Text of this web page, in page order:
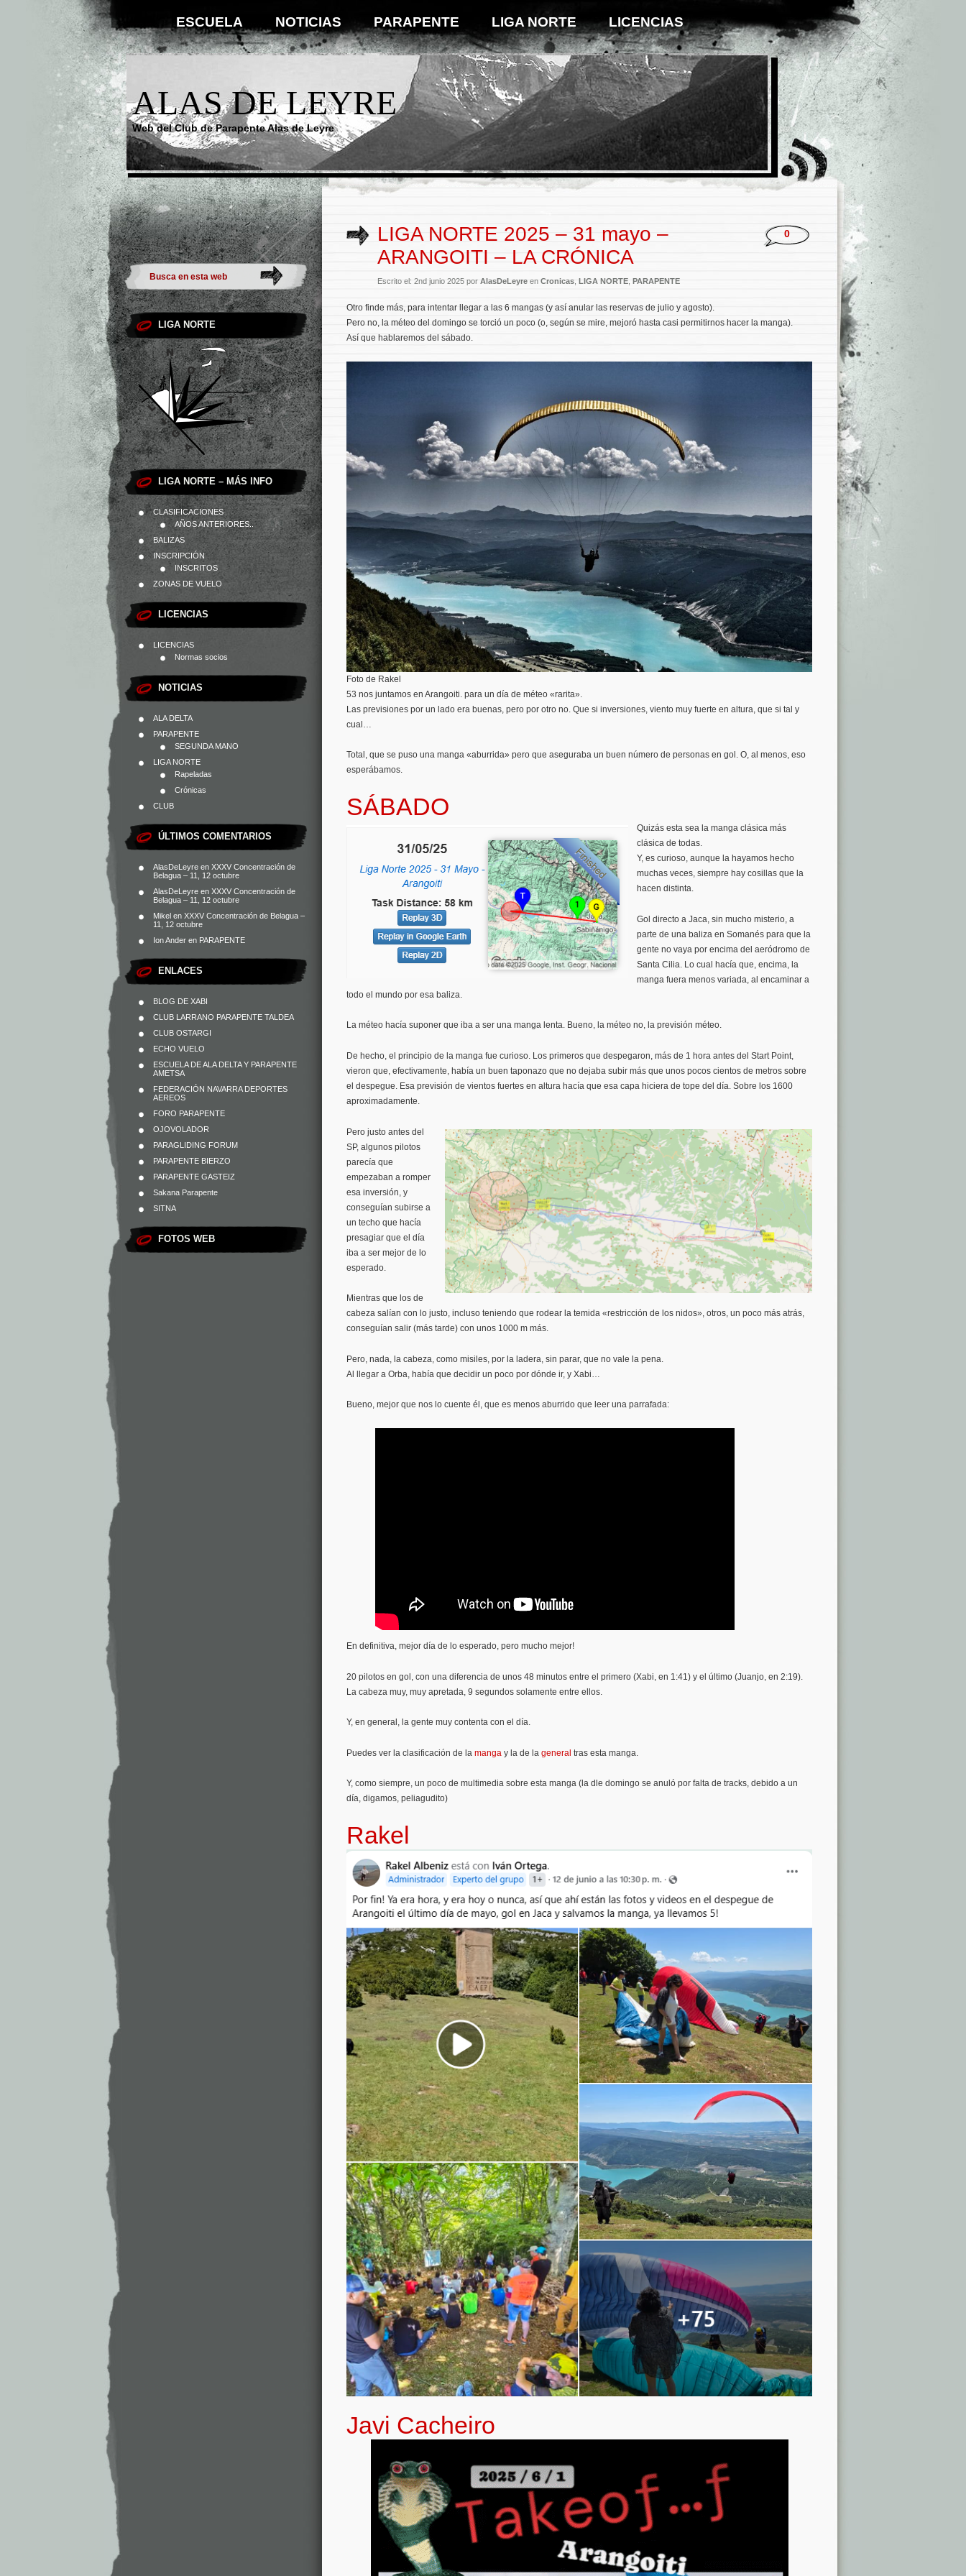
ESCUELA NOTICIAS PARAPENTE LIGA NORTE LICENCIAS
ALAS DE LEYRE
Web del Club de Parapente Alas de Leyre
*
LIGA NORTE
LIGA NORTE – MÁS INFO
CLASIFICACIONES
AÑOS ANTERIORES..
BALIZAS
INSCRIPCIÓN
INSCRITOS
ZONAS DE VUELO
LICENCIAS
LICENCIAS
Normas socios
NOTICIAS
ALA DELTA
PARAPENTE
SEGUNDA MANO
LIGA NORTE
Rapeladas
Crónicas
CLUB
ÚLTIMOS COMENTARIOS
AlasDeLeyre en XXXV Concentración de
Belagua – 11, 12 octubre
AlasDeLeyre en XXXV Concentración de
Belagua – 11, 12 octubre
Mikel en XXXV Concentración de Belagua –
11, 12 octubre
Ion Ander en PARAPENTE
ENLACES
BLOG DE XABI
CLUB LARRANO PARAPENTE TALDEA
CLUB OSTARGI
ECHO VUELO
ESCUELA DE ALA DELTA Y PARAPENTE
AMETSA
FEDERACIÓN NAVARRA DEPORTES
AEREOS
FORO PARAPENTE
OJOVOLADOR
PARAGLIDING FORUM
PARAPENTE BIERZO
PARAPENTE GASTEIZ
Sakana Parapente
SITNA
FOTOS WEB
LIGA NORTE 2025 – 31 mayo –
ARANGOITI – LA CRÓNICA
Escrito el: 2nd junio 2025 por AlasDeLeyre en Cronicas LIGA NORTE PARAPENTE
0
Otro finde más, para intentar llegar a las 6 mangas (y así anular las reservas de julio y agosto).
Pero no, la méteo del domingo se torció un poco (o, según se mire, mejoró hasta casi permitirnos hacer la manga).
Así que hablaremos del sábado.
Foto de Rakel
53 nos juntamos en Arangoiti. para un día de méteo «rarita».
Las previsiones por un lado era buenas, pero por otro no. Que si inversiones, viento muy fuerte en altura, que si tal y
cual…
Total, que se puso una manga «aburrida» pero que aseguraba un buen número de personas en gol. O, al menos, eso
esperábamos.
SÁBADO
Quizás esta sea la manga clásica más
clásica de todas.
Y, es curioso, aunque la hayamos hecho
muchas veces, siempre hay cosillas que la
hacen distinta.
Gol directo a Jaca, sin mucho misterio, a
parte de una baliza en Somanés para que la
gente no vaya por encima del aeródromo de
Santa Cilia. Lo cual hacía que, encima, la
manga fuera menos variada, al encaminar a
todo el mundo por esa baliza.
La méteo hacía suponer que iba a ser una manga lenta. Bueno, la méteo no, la previsión méteo.
De hecho, el principio de la manga fue curioso. Los primeros que despegaron, más de 1 hora antes del Start Point,
vieron que, efectivamente, había un buen taponazo que no dejaba subir más que unos pocos cientos de metros sobre
el despegue. Esa previsión de vientos fuertes en altura hacía que esa capa hiciera de tope del día. Sobre los 1600
aproximadamente.
Pero justo antes del
SP, algunos pilotos
parecía que
empezaban a romper
esa inversión, y
conseguían subirse a
un techo que hacía
presagiar que el día
iba a ser mejor de lo
esperado.
Mientras que los de
cabeza salían con lo justo, incluso teniendo que rodear la temida «restricción de los nidos», otros, un poco más atrás,
conseguían salir (más tarde) con unos 1000 m más.
Pero, nada, la cabeza, como misiles, por la ladera, sin parar, que no vale la pena.
Al llegar a Orba, había que decidir un poco por dónde ir, y Xabi…
Bueno, mejor que nos lo cuente él, que es menos aburrido que leer una parrafada:
En definitiva, mejor día de lo esperado, pero mucho mejor!
20 pilotos en gol, con una diferencia de unos 48 minutos entre el primero (Xabi, en 1:41) y el último (Juanjo, en 2:19).
La cabeza muy, muy apretada, 9 segundos solamente entre ellos.
Y, en general, la gente muy contenta con el día.
Puedes ver la clasificación de la manga y la de la general tras esta manga.
Y, como siempre, un poco de multimedia sobre esta manga (la dle domingo se anuló por falta de tracks, debido a un
día, digamos, peliagudito)
Rakel
Javi Cacheiro